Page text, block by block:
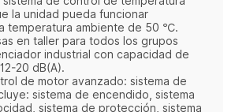
la unidad pueda funcionar
temperatura ambiente de 50 ℃.
en taller para todos los grupos
industrial con capacidad de
20 dB(A).
de motor avanzado: sistema de
sistema de encendido, sistema
sistema de protección, sistema